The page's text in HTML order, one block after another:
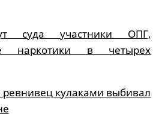
суда участники ОПГ,
наркотики в четырех
ревнивец кулаками выбивал